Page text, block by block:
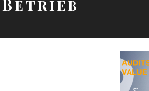
Betrieb